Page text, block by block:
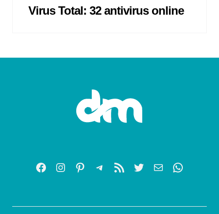
Virus Total: 32 antivirus online